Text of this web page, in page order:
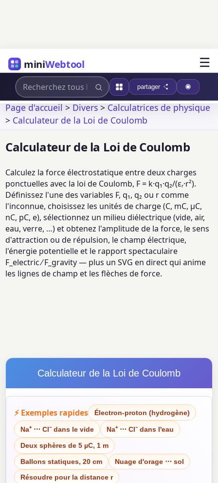
miniWebtool ☰
partager
Page d'accueil>Divers>Calculatrices de physique
> Calculateur de la Loi de Coulomb
Calculateur de la Loi de Coulomb
Calculez la force électrostatique entre deux charges
ponctuelles avec la loi de Coulomb, F = k·q₁·q₂/(εᵣ·r²).
Définissez l'une des variables F, q₁, q₂ ou r comme
l'inconnue, choisissez les unités de charge (C, mC, µC,
nC, pC, e), sélectionnez un milieu diélectrique (vide, air,
eau, verre, …) et obtenez l'amplitude de la force, le sens
d'attraction ou de répulsion, le champ électrique,
l'énergie potentielle et le rapport spectaculaire
F_electric ⁄ F_gravity — plus un SVG en direct qui anime
les lignes de champ et les flèches de force.
Calculateur de la Loi de Coulomb
⚡ Exemples rapides Électron-proton (hydrogène)
Na⁺ ⋯ Cl⁻ dans le vide Na⁺ ⋯ Cl⁻ dans l'eau
Deux sphères de 5 µC, 1 m
Ballons statiques, 20 cm Nuage d'orage ⋯ sol
Résoudre pour la distance r